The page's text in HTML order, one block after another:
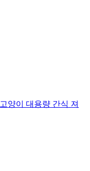
양이 대용량 간식 져